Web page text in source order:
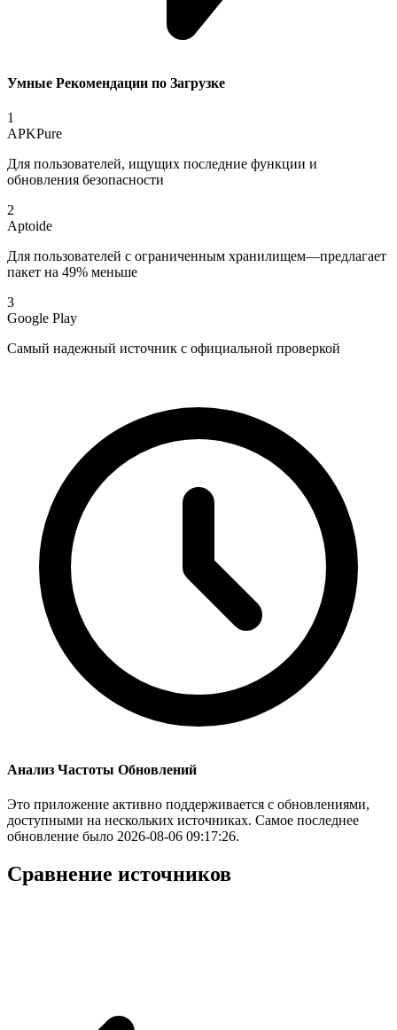
Умные Рекомендации по Загрузке
1
APKPure
Для пользователей, ищущих последние функции и
обновления безопасности
2
Aptoide
Для пользователей с ограниченным хранилищем—предлагает
пакет на 49% меньше
3
Google Play
Самый надежный источник с официальной проверкой
Анализ Частоты Обновлений
Это приложение активно поддерживается с обновлениями,
доступными на нескольких источниках. Самое последнее
обновление было 2026-08-06 09:17:26.
Сравнение источников